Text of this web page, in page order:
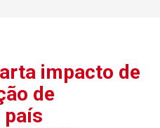
impacto de
de